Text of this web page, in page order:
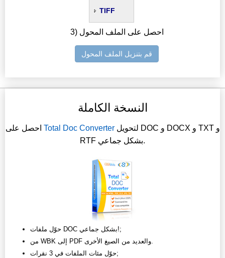
TIFF
3) احصل على الملف المحول
قم بتنزيل الملف المحول
النسخة الكاملة
Total Doc Converterلتحويل DOC و DOCX و TXT و
RTF بشكل جماعي.
حوّل ملفات DOC بشكل جماعي!;
من WBK إلى PDF والعديد من الصيغ الأخرى.
حوّل مئات الملفات في 3 نقرات;